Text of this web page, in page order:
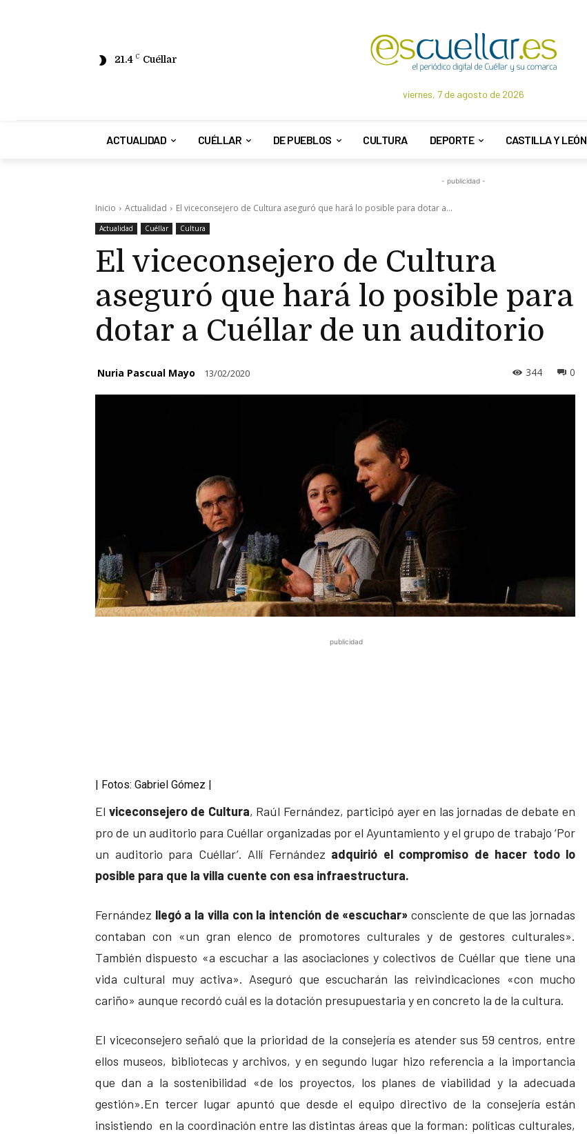
21.4 C Cuéllar
viernes, 7 de agosto de 2026
ACTUALIDAD CUÉLLAR DE PUEBLOS CULTURA DEPORTE CASTILLA Y LEÓN
- publicidad -
Inicio Actualidad El viceconsejero de Cultura aseguró que hará lo posible para dotar a...
Actualidad Cuéllar Cultura
El viceconsejero de Cultura
aseguró que hará lo posible para
dotar a Cuéllar de un auditorio
Nuria Pascual Mayo 13/02/2020 0
344
publicidad
| Fotos: Gabriel Gómez |
El viceconsejero de Cultura, Raúl Fernández, participó ayer en las jornadas de debate en
pro de un auditorio para Cuéllar organizadas por el Ayuntamiento y el grupo de trabajo ‘Por
un auditorio para Cuéllar’. Allí Fernández adquirió el compromiso de hacer todo lo
posible para que la villa cuente con esa infraestructura.
Fernández llegó a la villa con la intención de «escuchar» consciente de que las jornadas
contaban con «un gran elenco de promotores culturales y de gestores culturales».
También dispuesto «a escuchar a las asociaciones y colectivos de Cuéllar que tiene una
vida cultural muy activa». Aseguró que escucharán las reivindicaciones «con mucho
cariño» aunque recordó cuál es la dotación presupuestaria y en concreto la de la cultura.
El viceconsejero señaló que la prioridad de la consejería es atender sus 59 centros, entre
ellos museos, bibliotecas y archivos, y en segundo lugar hizo referencia a la importancia
que dan a la sostenibilidad «de los proyectos, los planes de viabilidad y la adecuada
gestión».En tercer lugar apuntó que desde el equipo directivo de la consejería están
insistiendo en la coordinación entre las distintas áreas que la forman: políticas culturales,